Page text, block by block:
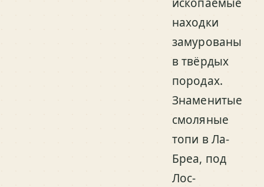
ископаемые
находки
замурованы
в твёрдых
породах.
Знаменитые
смоляные
топи в Ла-
Бреа, под
Лос-